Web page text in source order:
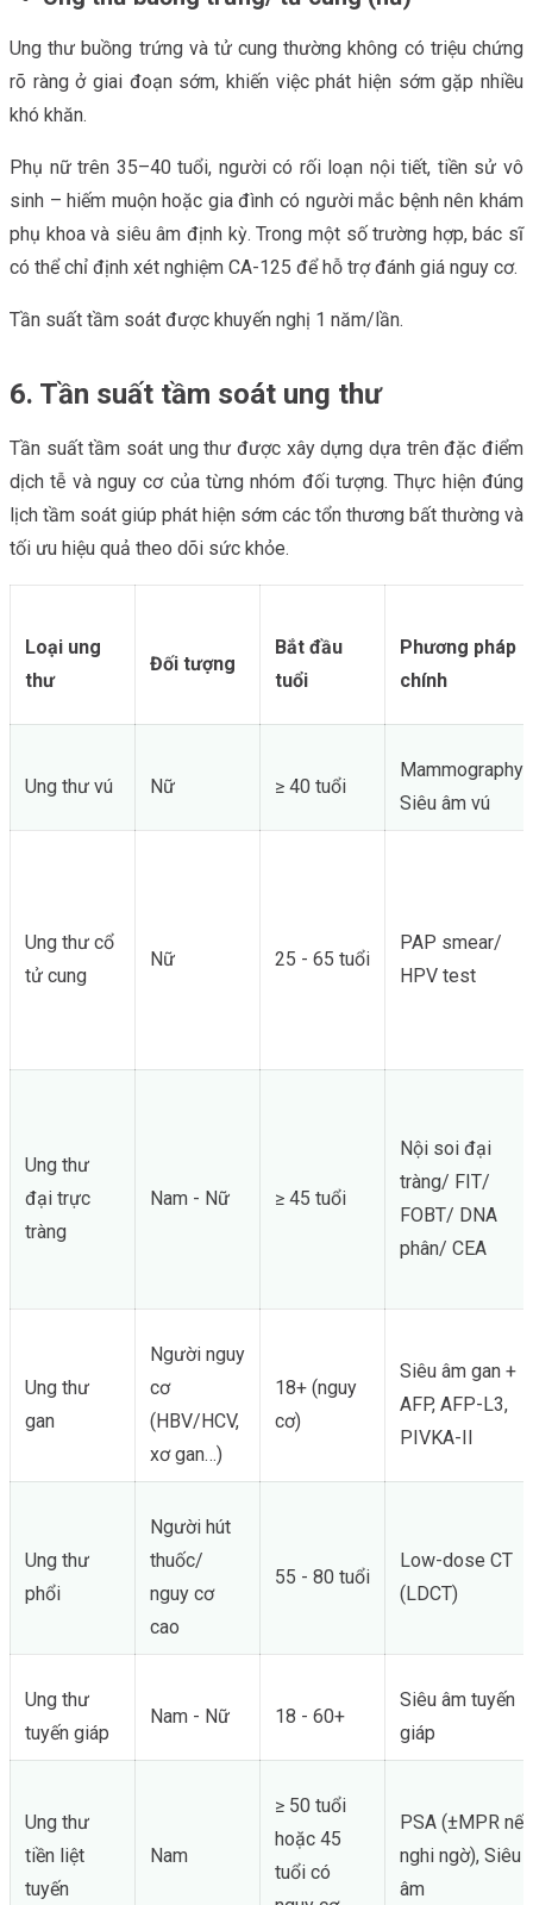
Ung thư buồng trứng và tử cung thường không có triệu chứng
rõ ràng ở giai đoạn sớm, khiến việc phát hiện sớm gặp nhiều
khó khăn.
Phụ nữ trên 35–40 tuổi, người có rối loạn nội tiết, tiền sử vô
sinh – hiếm muộn hoặc gia đình có người mắc bệnh nên khám
phụ khoa và siêu âm định kỳ. Trong một số trường hợp, bác sĩ
có thể chỉ định xét nghiệm CA-125 để hỗ trợ đánh giá nguy cơ.
Tần suất tầm soát được khuyến nghị 1 năm/lần.
6. Tần suất tầm soát ung thư
Tần suất tầm soát ung thư được xây dựng dựa trên đặc điểm
dịch tễ và nguy cơ của từng nhóm đối tượng. Thực hiện đúng
lịch tầm soát giúp phát hiện sớm các tổn thương bất thường và
tối ưu hiệu quả theo dõi sức khỏe.
Loại ung
thư
Đối tượng
Bắt đầu
tuổi
Phương pháp
chính
Ung thư vú Nữ ≥ 40 tuổi
Mammography/
Siêu âm vú
Ung thư cổ
tử cung
Nữ 25 - 65 tuổi
PAP smear/
HPV test
Ung thư
đại trực
tràng
Nam - Nữ ≥ 45 tuổi
Nội soi đại
tràng/ FIT/
FOBT/ DNA
phân/ CEA
Ung thư
gan
Người nguy
cơ
(HBV/HCV,
xơ gan…)
18+ (nguy
cơ)
Siêu âm gan +
AFP, AFP-L3,
PIVKA-II
Ung thư
phổi
Người hút
thuốc/
nguy cơ
cao
55 - 80 tuổi
Low-dose CT
(LDCT)
Ung thư
tuyến giáp
Nam - Nữ 18 - 60+
Siêu âm tuyến
giáp
Ung thư
tiền liệt
tuyến
Nam
≥ 50 tuổi
hoặc 45
tuổi có
PSA (±MPR nếu
nghi ngờ), Siêu
âm